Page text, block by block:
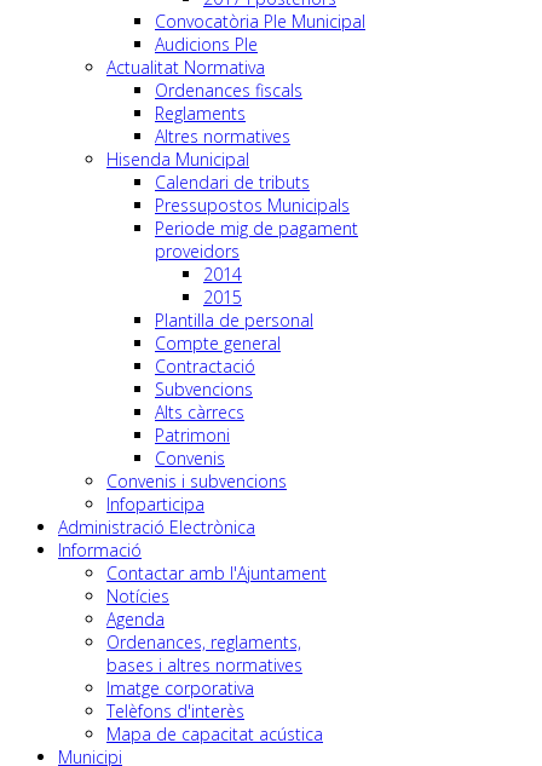
Convocatòria Ple Municipal
Audicions Ple
Actualitat Normativa
Ordenances fiscals
Reglaments
Altres normatives
Hisenda Municipal
Calendari de tributs
Pressupostos Municipals
Periode mig de pagament
proveidors
2014
2015
Plantilla de personal
Compte general
Contractació
Subvencions
Alts càrrecs
Patrimoni
Convenis
Convenis i subvencions
Infoparticipa
Administració Electrònica
Informació
Contactar amb l'Ajuntament
Notícies
Agenda
Ordenances, reglaments,
bases i altres normatives
Imatge corporativa
Telèfons d'interès
Mapa de capacitat acústica
Municipi